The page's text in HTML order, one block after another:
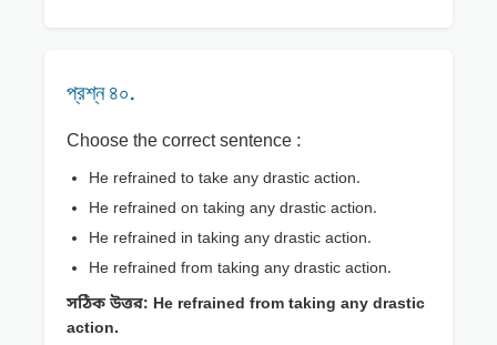
প্রশ্ন ৪০.
Choose the correct sentence :
He refrained to take any drastic action.
He refrained on taking any drastic action.
He refrained in taking any drastic action.
He refrained from taking any drastic action.
সঠিক উত্তর: He refrained from taking any drastic
action.